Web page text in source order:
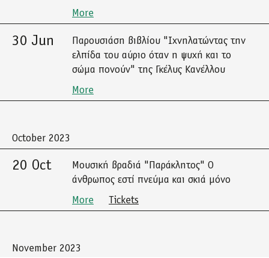
More
30 Jun
Παρουσιάση βιβλίου "Ιχνηλατώντας την
ελπίδα του αύριο όταν η ψυχή και το
σώμα πονούν" της Γκέλυς Κανέλλου
More
October 2023
20 Oct
Μουσική βραδιά "Παράκλητος" Ο
άνθρωπος εστί πνεύμα και σκιά μόνο
More
Tickets
November 2023